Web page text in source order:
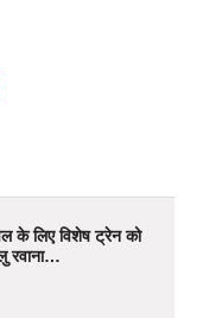
के लिए विशेष ट्रेन को
रवाना…